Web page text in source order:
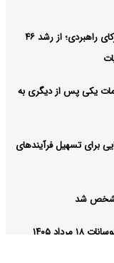
توازن میان انضباط اقتصادی و حمایت از شرکای راهبردی؛ از رشد ۴۶
یکی پس از دیگری به
برای تسهیل فرآیندهای
۱۴۰۵